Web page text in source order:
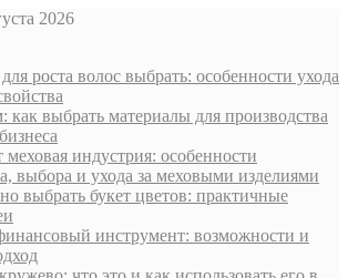
2026
роста волос выбрать: особенности ухода
как выбрать материалы для производства
меховая индустрия: особенности
выбора и ухода за меховыми изделиями
выбрать букет цветов: практичные
инструмент: возможности и